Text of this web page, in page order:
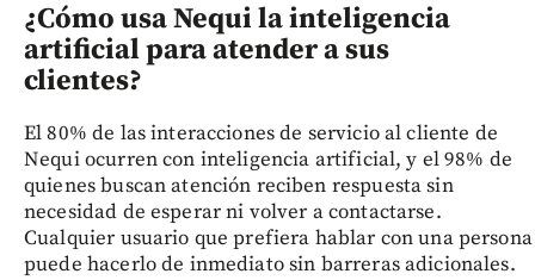
¿Cómo usa Nequi la inteligencia
artificial para atender a sus
clientes?
El 80% de las interacciones de servicio al cliente de
Nequi ocurren con inteligencia artificial, y el 98% de
quienes buscan atención reciben respuesta sin
necesidad de esperar ni volver a contactarse.
Cualquier usuario que prefiera hablar con una persona
puede hacerlo de inmediato sin barreras adicionales.